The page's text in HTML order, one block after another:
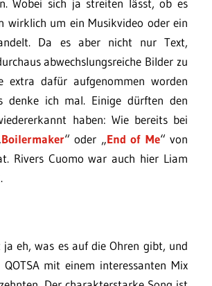
Wobei sich ja streiten lässt, ob es
wirklich um ein Musikvideo oder ein
Da es aber nicht nur Text,
abwechslungsreiche Bilder zu
extra dafür aufgenommen worden
denke ich mal. Einige dürften den
haben: Wie bereits bei
Boilermaker“ oder „End of Me“ von
Rivers Cuomo war auch hier Liam
eh, was es auf die Ohren gibt, und
QOTSA mit einem interessanten Mix